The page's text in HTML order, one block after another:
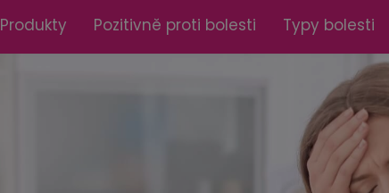
Produkty Pozitivně proti bolesti Typy bolesti